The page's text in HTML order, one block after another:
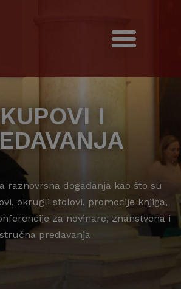
I
raznovrsna događanja kao što su
okrugli stolovi, promocije knjiga,
za novinare, znanstvena i
stručna predavanja